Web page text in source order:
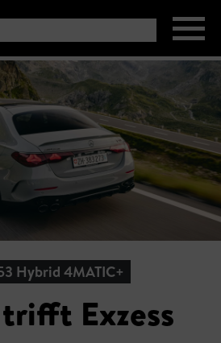
Hybrid 4MATIC+
Exzess